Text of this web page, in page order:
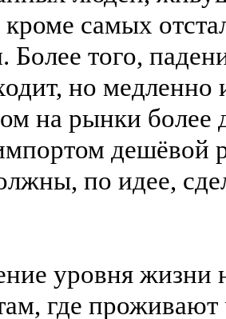
кроме самых
Более того,
но медленно
на рынки более
дешёвой
по идее,
уровня
где проживают